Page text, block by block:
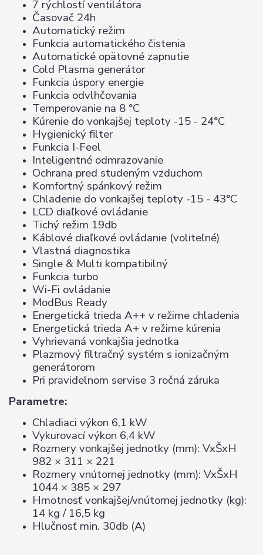
7 rýchlostí ventilátora
Časovač 24h
Automatický režim
Funkcia automatického čistenia
Automatické opätovné zapnutie
Cold Plasma generátor
Funkcia úspory energie
Funkcia odvlhčovania
Temperovanie na 8 °C
Kúrenie do vonkajšej teploty -15 - 24°C
Hygienický filter
Funkcia I-Feel
Inteligentné odmrazovanie
Ochrana pred studeným vzduchom
Komfortný spánkový režim
Chladenie do vonkajšej teploty -15 - 43°C
LCD diaľkové ovládanie
Tichý režim 19db
Káblové diaľkové ovládanie (voliteľné)
Vlastná diagnostika
Single & Multi kompatibilný
Funkcia turbo
Wi-Fi ovládanie
ModBus Ready
Energetická trieda A++ v režime chladenia
Energetická trieda A+ v režime kúrenia
Vyhrievaná vonkajšia jednotka
Plazmový filtračný systém s ionizačným
generátorom
Pri pravidelnom servise 3 ročná záruka
Parametre:
Chladiaci výkon 6,1 kW
Vykurovací výkon 6,4 kW
Rozmery vonkajšej jednotky (mm): VxŠxH
982 × 311 × 221
Rozmery vnútornej jednotky (mm): VxŠxH
1044 × 385 × 297
Hmotnosť vonkajšej/vnútornej jednotky (kg):
14 kg / 16,5 kg
Hlučnosť min. 30db (A)